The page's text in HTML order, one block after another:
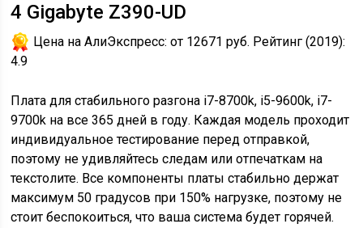
4 Gigabyte Z390-UD
Цена на АлиЭкспресс:от 12671 руб. Рейтинг (2019):
4.9
Плата для стабильного разгона i7-8700k, i5-9600k, i7-
9700k на все 365 дней в году. Каждая модель проходит
индивидуальное тестирование перед отправкой,
поэтому не удивляйтесь следам или отпечаткам на
текстолите. Все компоненты платы стабильно держат
максимум 50 градусов при 150% нагрузке, поэтому не
стоит беспокоиться, что ваша система будет горячей.